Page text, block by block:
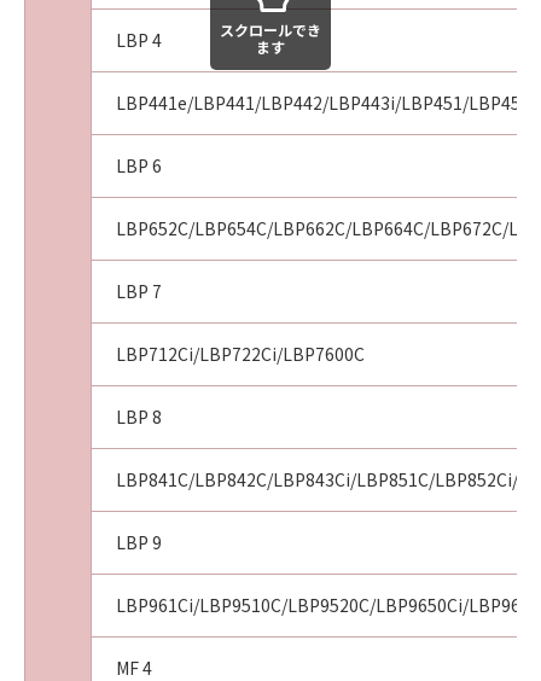
LBP 4
LBP441e/LBP441/LBP442/LBP443i/LBP451/
LBP 6
LBP652C/LBP654C/LBP662C/LBP664C/LBP672C/
LBP 7
LBP712Ci/LBP722Ci/LBP7600C
LBP 8
LBP841C/LBP842C/LBP843Ci/LBP851C/LBP852Ci/
LBP 9
LBP961Ci/LBP9510C/LBP9520C/LBP9650Ci/
MF 4
スクロールでき
ます